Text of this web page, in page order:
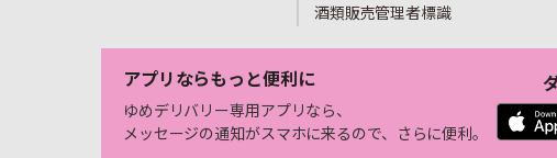
酒類販売管理者標識
アプリならもっと便利に
ゆめデリバリー専用アプリなら、
メッセージの通知がスマホに来るので、さらに便利。